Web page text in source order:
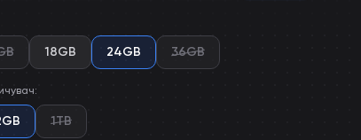
18GB 24GB 36GB
:
1TB